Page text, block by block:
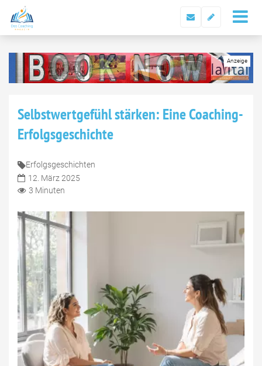
Selbstwertgefühl stärken: Eine Coaching-
Erfolgsgeschichte
Erfolgsgeschichten
12. März 2025
3 Minuten